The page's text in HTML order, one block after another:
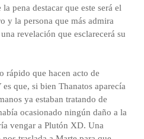
pena destacar que este será el
y la persona que más admira
revelación que esclarecerá su
rápido que hacen acto de
que, si bien Thanatos aparecía
ya estaban tratando de
ocasionado ningún daño a la
vengar a Plutón XD. Una